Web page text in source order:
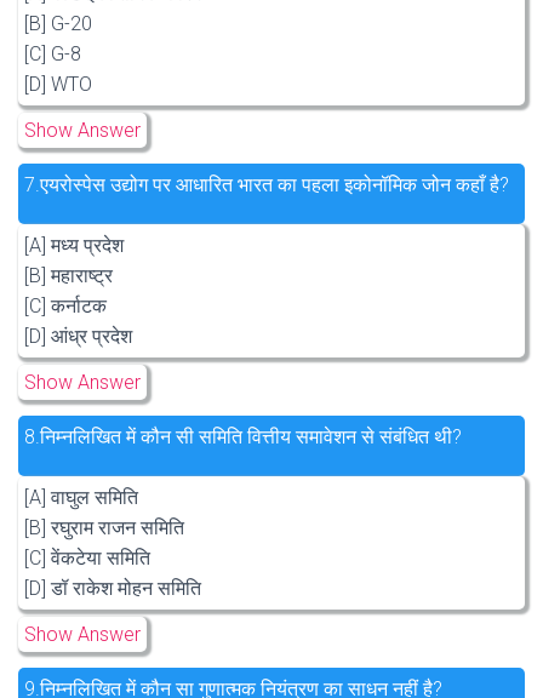
[B] G-20
[C] G-8
[D] WTO
Show Answer
7.एयरोस्पेस उद्योग पर आधारित भारत का पहला इकोनॉमिक जोन कहाँ है?
[A] मध्य प्रदेश
[B] महाराष्ट्र
[C] कर्नाटक
[D] आंध्र प्रदेश
Show Answer
8.निम्नलिखित में कौन सी समिति वित्तीय समावेशन से संबंधित थी?
[A] वाघुल समिति
[B] रघुराम राजन समिति
[C] वेंकटेया समिति
[D] डॉ राकेश मोहन समिति
Show Answer
9.निम्नलिखित में कौन सा गुणात्मक नियंत्रण का साधन नहीं है?